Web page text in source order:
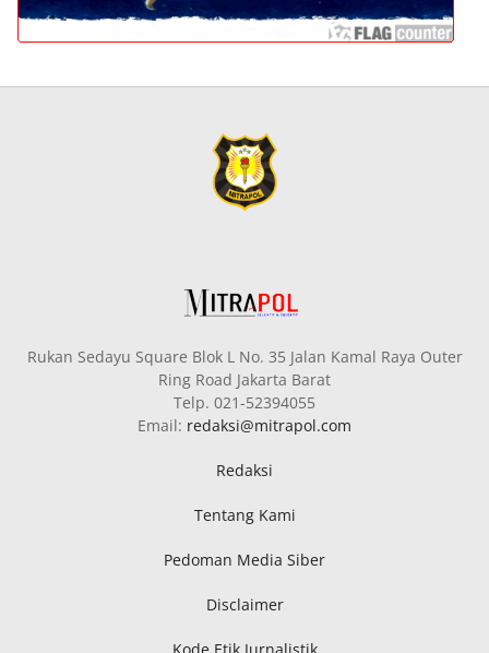
Rukan Sedayu Square Blok L No. 35 Jalan Kamal Raya Outer
Ring Road Jakarta Barat
Telp. 021-52394055
Email: redaksi@mitrapol.com
Redaksi
Tentang Kami
Pedoman Media Siber
Disclaimer
Kode Etik Jurnalistik